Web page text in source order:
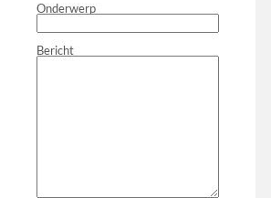
Onderwerp
Bericht